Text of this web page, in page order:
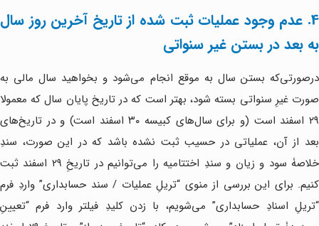
4. عدم وجود عملیات ثبت شده از تاریخ آخرین روز سال
به بعد در بستن غیر سنواتی
درصورتی‌که بستن سال به موقع انجام می‌شود و بخواهید سال مالی به
صورت غیرِ سنواتی بسته شود، بهتر است که در تاریخ پایان سال که معمولا
۲۹ اسفند است (و برای سال‌های کبیسه ۳۰ اسفند است) و در تاریخ‌های
بعد از آن، عملیاتی در حسیب ثبت نشده باشد که در این صورت، سندِ
خلاصۀ سود و زیان و سندِ اختتامیه را می‌توانیم در تاریخِ ۲۹ اسفند ثبت
کنیم. برای این بررسی از منوی “تریلِ عملیات / سند حسابداری” واردِ فرم
“تریلِ اسنادِ حسابداری” می‌شویم، با زدن کلیدِ فیلتر وارد فرم “تعیینِ